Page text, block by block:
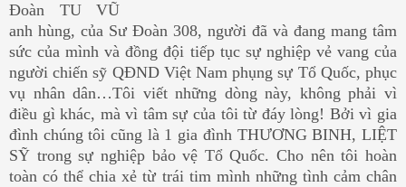
Đoàn TU VŨ
anh hùng, của Sư Đoàn 308, người đã và đang mang tâm
sức của mình và đồng đội tiếp tục sự nghiệp vẻ vang của
người chiến sỹ QĐND Việt Nam phụng sự Tổ Quốc, phục
vụ nhân dân…Tôi viết những dòng này, không phải vì
điều gì khác, mà vì tâm sự của tôi từ đáy lòng! Bởi vì gia
đình chúng tôi cũng là 1 gia đình THƯƠNG BINH, LIỆT
SỸ trong sự nghiệp bảo vệ Tổ Quốc. Cho nên tôi hoàn
toàn có thể chia xẻ từ trái tim mình những tình cảm chân